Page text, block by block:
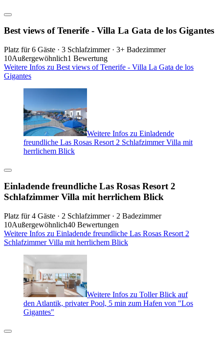
Best views of Tenerife - Villa La Gata de los Gigantes
Platz für 6 Gäste · 3 Schlafzimmer · 3+ Badezimmer
10Außergewöhnlich1 Bewertung
Weitere Infos zu Best views of Tenerife - Villa La Gata de los
Gigantes
Weitere Infos zu Einladende
freundliche Las Rosas Resort 2 Schlafzimmer Villa mit
herrlichem Blick
Einladende freundliche Las Rosas Resort 2
Schlafzimmer Villa mit herrlichem Blick
Platz für 4 Gäste · 2 Schlafzimmer · 2 Badezimmer
10Außergewöhnlich40 Bewertungen
Weitere Infos zu Einladende freundliche Las Rosas Resort 2
Schlafzimmer Villa mit herrlichem Blick
Weitere Infos zu Toller Blick auf
den Atlantik, privater Pool, 5 min zum Hafen von "Los
Gigantes"